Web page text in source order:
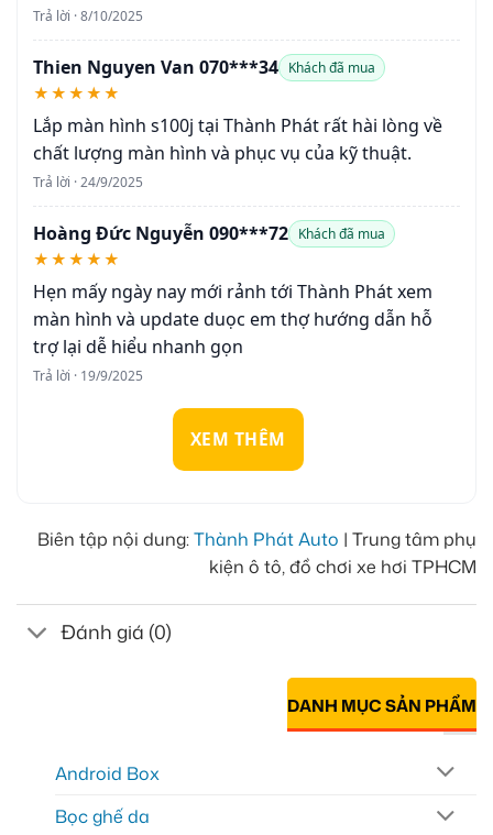
Trả lời · 8/10/2025
Thien Nguyen Van 070***34 Khách đã mua
★★★★★
Lắp màn hình s100j tại Thành Phát rất hài lòng về
chất lượng màn hình và phục vụ của kỹ thuật.
Trả lời · 24/9/2025
Hoàng Đức Nguyễn 090***72 Khách đã mua
★★★★★
Hẹn mấy ngày nay mới rảnh tới Thành Phát xem
màn hình và update duọc em thợ hướng dẫn hỗ
trợ lại dễ hiểu nhanh gọn
Trả lời · 19/9/2025
XEM THÊM
Biên tập nội dung:Thành Phát Auto | Trung tâm phụ
kiện ô tô, đồ chơi xe hơi TPHCM
Đánh giá (0)
DANH MỤC SẢN PHẨM
Android Box
Bọc ghế da